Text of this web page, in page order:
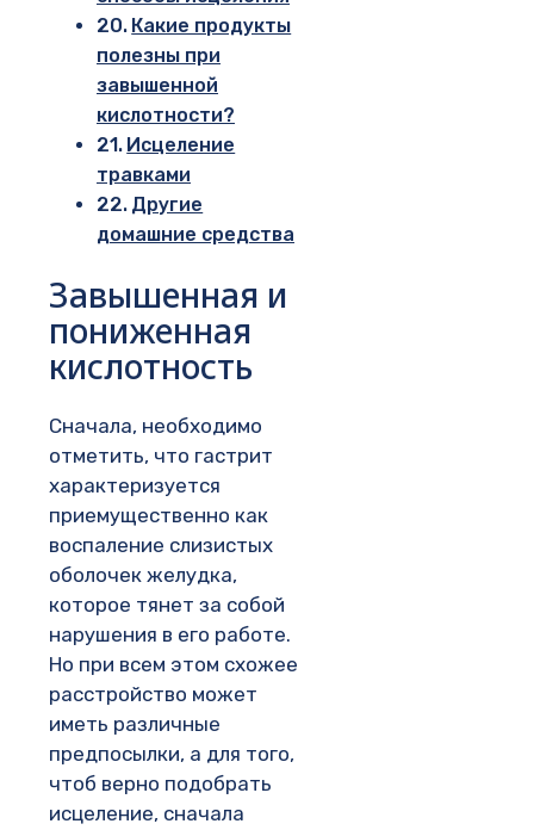
Какие продукты
полезны при
завышенной
кислотности?
Исцеление
травками
Другие
домашние средства
Завышенная и
пониженная
кислотность
Сначала, необходимо
отметить, что гастрит
характеризуется
приемущественно как
воспаление слизистых
оболочек желудка,
которое тянет за собой
нарушения в его работе.
Но при всем этом схожее
расстройство может
иметь различные
предпосылки, а для того,
чтоб верно подобрать
исцеление, сначала